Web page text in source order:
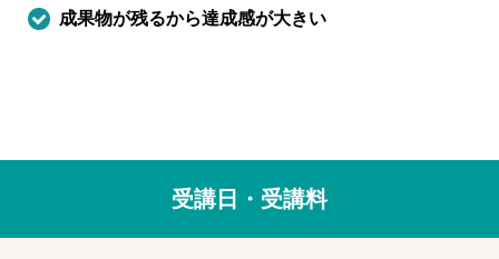
成果物が残るから達成感が大きい
受講日・受講料